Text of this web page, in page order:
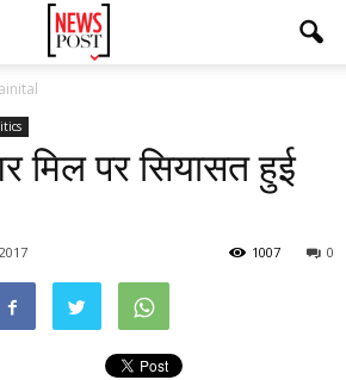
मिल पर सियासत हुई
0
1007